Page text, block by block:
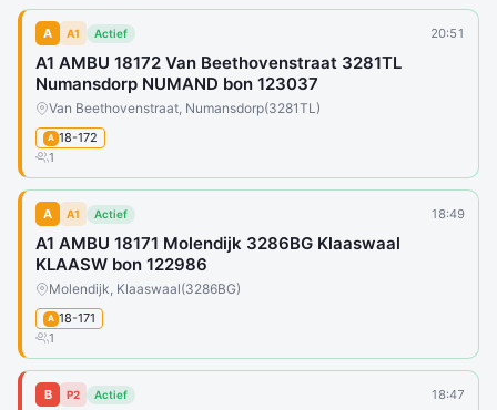
A A1 Actief 20:51
A1 AMBU 18172 Van Beethovenstraat 3281TL
Numansdorp NUMAND bon 123037
Van Beethovenstraat, Numansdorp(3281TL)
A 18-172
1
A A1 Actief 18:49
A1 AMBU 18171 Molendijk 3286BG Klaaswaal
KLAASW bon 122986
Molendijk, Klaaswaal(3286BG)
A 18-171
1
B P2 Actief 18:47